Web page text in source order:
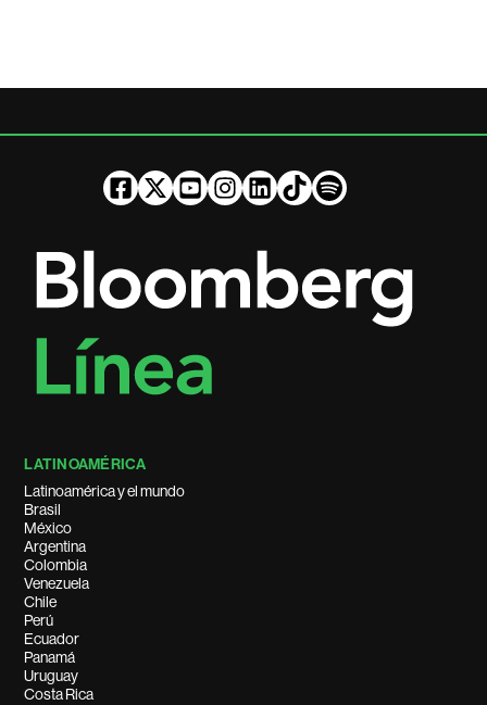
LATINOAMÉRICA
Latinoamérica y el mundo
Brasil
México
Argentina
Colombia
Venezuela
Chile
Perú
Ecuador
Panamá
Uruguay
Costa Rica